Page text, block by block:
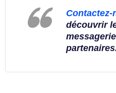
Contactez-
découvrir